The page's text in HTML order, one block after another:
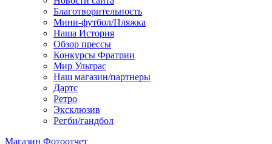
Благотворительность
Мини-футбол/Пляжка
Наша История
Обзор прессы
Конкурсы Фратрии
Мир Ультрас
Наш магазин/партнеры
Дартс
Ретро
Эксклюзив
Регби/гандбол
Магазин Фотоотчет